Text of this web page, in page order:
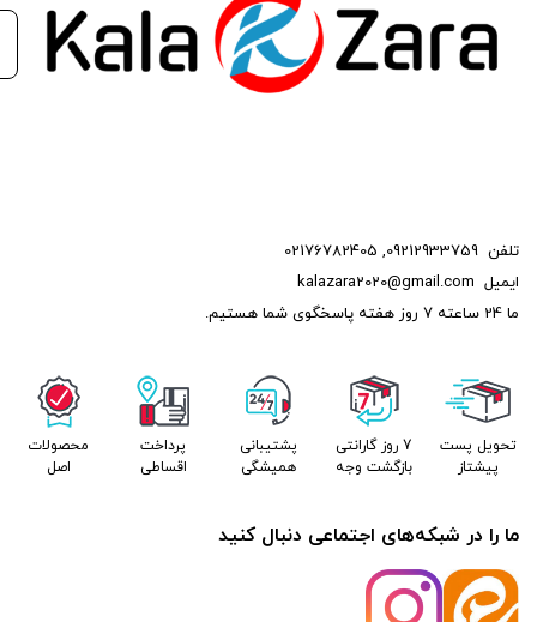
تلفن 09212933759
,
02176782405
ایمیل kalazara2020@gmail.com
ما 24 ساعته 7 روز هفته پاسخگوی شما هستیم.
تحویل پست
پیشتاز
7 روز گارانتی
بازگشت وجه
پشتیبانی
همیشگی
پرداخت
اقساطی
محصولات
اصل
ما را در شبکه‌های اجتماعی دنبال کنید